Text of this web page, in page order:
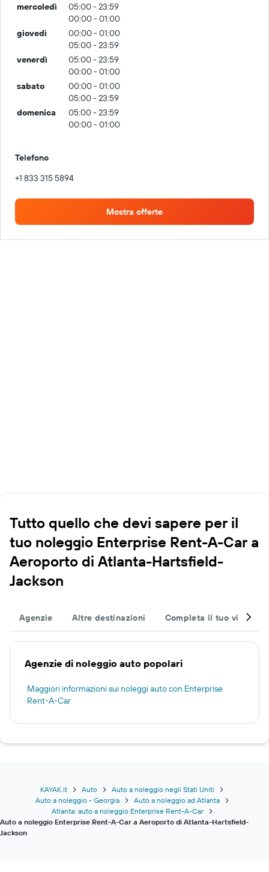
mercoledì
05:00 - 23:59
00:00 - 01:00
giovedì
00:00 - 01:00
05:00 - 23:59
venerdì
05:00 - 23:59
00:00 - 01:00
sabato
00:00 - 01:00
05:00 - 23:59
domenica
05:00 - 23:59
00:00 - 01:00
Telefono
+1 833 315 5894
Mostra offerte
Tutto quello che devi sapere per il
tuo noleggio Enterprise Rent-A-Car a
Aeroporto di Atlanta-Hartsfield-
Jackson
Agenzie Altre destinazioni Completa il tuo viaggio
Agenzie di noleggio auto popolari
Maggiori informazioni sui noleggi auto con Enterprise
Rent-A-Car
KAYAK.it Auto
Auto a noleggio negli Stati Uniti
Auto a noleggio - Georgia
Auto a noleggio ad Atlanta
Atlanta: auto a noleggio Enterprise Rent-A-Car
Auto a noleggio Enterprise Rent-A-Car a Aeroporto di Atlanta-Hartsfield-
Jackson